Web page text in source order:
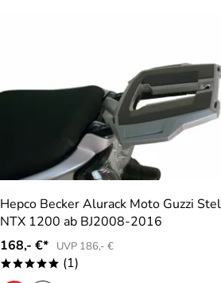
Hepco Becker Alurack Moto Guzzi
NTX 1200 ab BJ2008-2016
168,- €*
UVP 186,- €
***** (1)